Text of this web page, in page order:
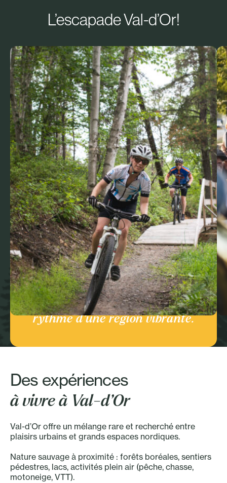
L’escapade Val-d’Or!
Ici, la nature respire à pleins
poumons, les lacs s’étirent à perte
de vue et la culture s’anime au
rythme d’une région vibrante.
Des expériences
à vivre à Val-d’Or
Val-d’Or offre un mélange rare et recherché entre
plaisirs urbains et grands espaces nordiques.
Nature sauvage à proximité : forêts boréales, sentiers
pédestres, lacs, activités plein air (pêche, chasse,
motoneige, VTT).